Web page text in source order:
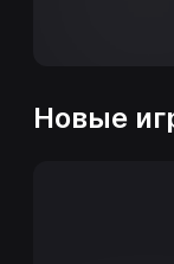
Новые